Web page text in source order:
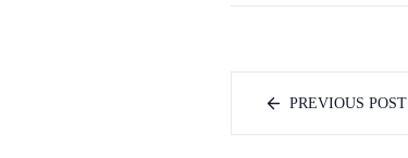
PREVIOUS POST